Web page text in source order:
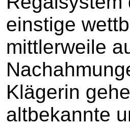
einstige
mittlerweile
Klägerin
altbekannte